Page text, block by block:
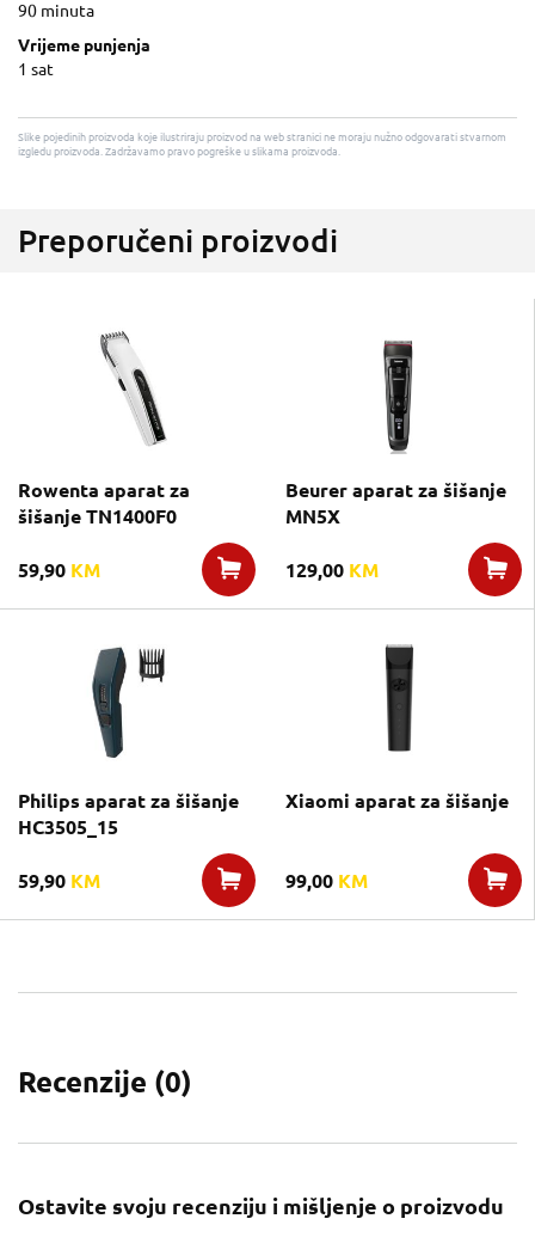
90 minuta
Vrijeme punjenja
1 sat
Slike pojedinih proizvoda koje ilustriraju proizvod na web stranici ne moraju nužno odgovarati stvarnom
izgledu proizvoda. Zadržavamo pravo pogreške u slikama proizvoda.
Preporučeni proizvodi
Rowenta aparat za
šišanje TN1400F0
59,90 KM
Beurer aparat za šišanje
MN5X
129,00 KM
Philips aparat za šišanje
HC3505_15
59,90 KM
Xiaomi aparat za šišanje
99,00 KM
Recenzije (0)
Ostavite svoju recenziju i mišljenje o proizvodu